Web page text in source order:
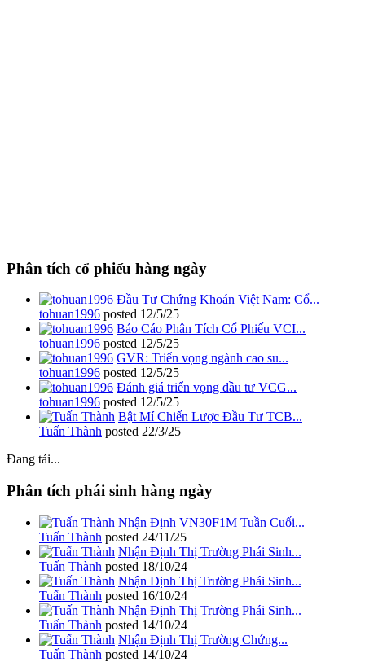
Phân tích cổ phiếu hàng ngày
Đầu Tư Chứng Khoán Việt Nam: Cổ...
tohuan1996 posted 12/5/25
Báo Cáo Phân Tích Cổ Phiếu VCI...
tohuan1996 posted 12/5/25
GVR: Triển vọng ngành cao su...
tohuan1996 posted 12/5/25
Đánh giá triển vọng đầu tư VCG...
tohuan1996 posted 12/5/25
Bật Mí Chiến Lược Đầu Tư TCB...
Tuấn Thành posted 22/3/25
Đang tải...
Phân tích phái sinh hàng ngày
Nhận Định VN30F1M Tuần Cuối...
Tuấn Thành posted 24/11/25
Nhận Định Thị Trường Phái Sinh...
Tuấn Thành posted 18/10/24
Nhận Định Thị Trường Phái Sinh...
Tuấn Thành posted 16/10/24
Nhận Định Thị Trường Phái Sinh...
Tuấn Thành posted 14/10/24
Nhận Định Thị Trường Chứng...
Tuấn Thành posted 14/10/24